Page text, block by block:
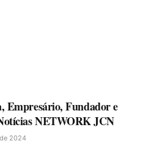
Empresário, Fundador e
NETWORK JCN
2024